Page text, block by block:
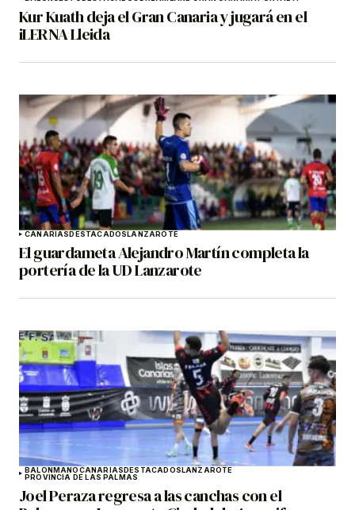
Kur Kuath deja el Gran Canaria y jugará en el
iLERNA Lleida
CANARIASDESTACADOSLANZAROTE
El guardameta Alejandro Martín completa la
portería de la UD Lanzarote
BALONMANOCANARIASDESTACADOSLANZAROTE
PROVINCIA DE LAS PALMAS
Joel Peraza regresa a las canchas con el